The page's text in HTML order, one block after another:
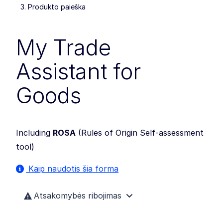
Produkto paieška
My Trade
Assistant for
Goods
Including ROSA (Rules of Origin Self-assessment
tool)
Kaip naudotis šia forma
Atsakomybės ribojimas